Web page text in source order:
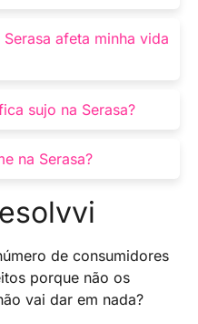
suas oportunidades
pode resultar em
para obter
de crédito e
afeta minha vida
pode dificultar o
pessoais
de crédito,
em
sujo na Serasa?
fica sujo na Serasa
e a política de
tem o prazo
o tempo para que
pode levar
na Serasa?
na Serasa. Isso
dívidas em atraso,
cinco anos da data
de ações judiciais
de consumidores
porque não os
vai dar em nada?